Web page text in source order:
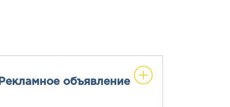
Рекламное объявление